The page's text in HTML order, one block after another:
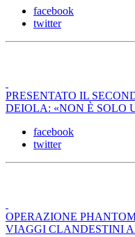
facebook
twitter
PRESENTATO IL
DEIOLA: «NON È SOLO
facebook
twitter
OPERAZIONE
VIAGGI CLANDESTINI